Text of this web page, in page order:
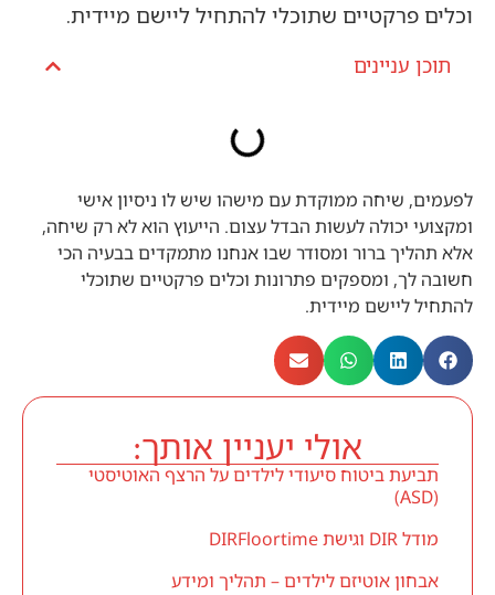
אולי יעניין אותך:
תביעת ביטוח סיעודי לילדים על הרצף האוטיסטי
(ASD)
מודל DIR וגישת DIRFloortime
אבחון אוטיזם לילדים – תהליך ומידע
וכלים פרקטיים שתוכלי להתחיל ליישם מיידית.
תוכן עניינים
לפעמים, שיחה ממוקדת עם מישהו שיש לו ניסיון אישי
ומקצועי יכולה לעשות הבדל עצום. הייעוץ הוא לא רק שיחה,
אלא תהליך ברור ומסודר שבו אנחנו מתמקדים בבעיה הכי
חשובה לך, ומספקים פתרונות וכלים פרקטיים שתוכלי
להתחיל ליישם מיידית.